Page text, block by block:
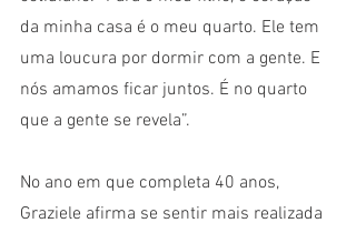
da minha casa é o meu quarto. Ele tem
uma loucura por dormir com a gente. E
nós amamos ficar juntos. É no quarto
que a gente se revela”.
No ano em que completa 40 anos,
Graziele afirma se sentir mais realizada